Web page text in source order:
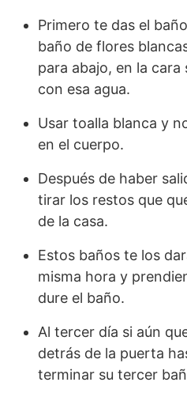
Primero te das el
baño de flores
para abajo, en la
con esa agua.
Usar toalla blanca y
en el cuerpo.
Después de haber
tirar los restos que
de la casa.
Estos baños te los
misma hora y
dure el baño.
Al tercer día si aún
detrás de la puerta
terminar su tercer